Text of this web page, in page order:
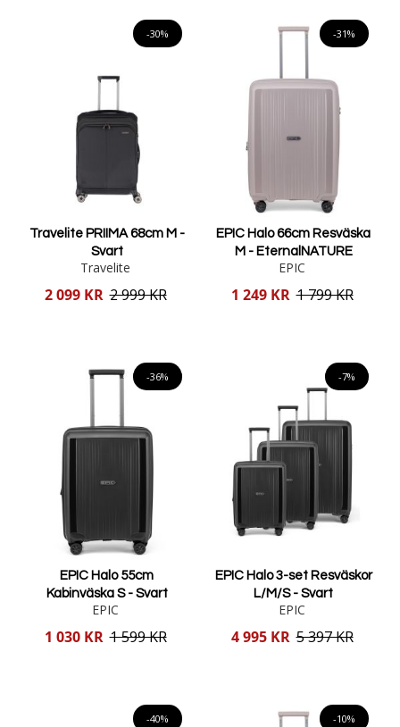
-30%
Travelite PRIIMA 68cm M -
Svart
Travelite
Reducerat
2 099 KR 2 999 KR
-31%
EPIC Halo 66cm Resväska
M - EternalNATURE
EPIC
Reducerat
1 249 KR 1 799 KR
-36%
EPIC Halo 55cm
Kabinväska S - Svart
EPIC
Reducerat
1 030 KR 1 599 KR
-7%
EPIC Halo 3-set Resväskor
L/M/S - Svart
EPIC
Reducerat
4 995 KR 5 397 KR
-40% -10%